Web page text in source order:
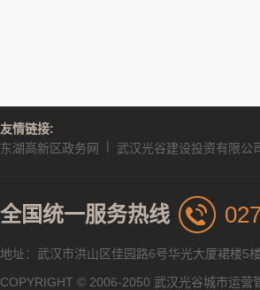
友情链接:
东湖高新区政务网
| 武汉光谷建设投资有限公
全国统一服务热线
地址：武汉市洪山区佳园路6号华光大厦裙楼5楼
COPYRIGHT © 2006-2050 武汉光谷城市运营